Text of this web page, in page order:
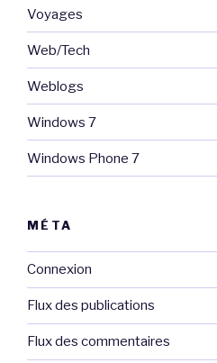
Voyages
Web/Tech
Weblogs
Windows 7
Windows Phone 7
MÉTA
Connexion
Flux des publications
Flux des commentaires